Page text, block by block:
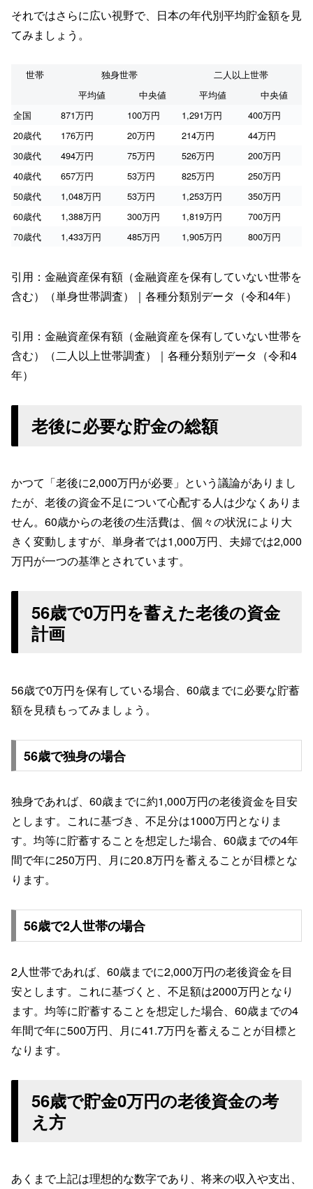
それではさらに広い視野で、日本の年代別平均貯金額を見
てみましょう。
世帯 独身世帯
二人以上世帯
平均値
中央値 平均値
中央値
全国
871万円 100万円 1,291万円
400万円
20歳代
176万円 20万円 214万円
44万円
30歳代
494万円 75万円 526万円
200万円
40歳代
657万円 53万円 825万円
250万円
50歳代
1,048万円 53万円 1,253万円
350万円
60歳代
1,388万円 300万円 1,819万円
700万円
70歳代
1,433万円 485万円 1,905万円 800万円
引用：金融資産保有額（金融資産を保有していない世帯を
含む）（単身世帯調査）｜各種分類別データ（令和4年）
引用：金融資産保有額（金融資産を保有していない世帯を
含む）（二人以上世帯調査）｜各種分類別データ（令和4
年）
老後に必要な貯金の総額
かつて「老後に2,000万円が必要」という議論がありまし
たが、老後の資金不足について心配する人は少なくありま
せん。60歳からの老後の生活費は、個々の状況により大
きく変動しますが、単身者では1,000万円、夫婦では2,000
万円が一つの基準とされています。
56歳で0万円を蓄えた老後の資金
計画
56歳で0万円を保有している場合、60歳までに必要な貯蓄
額を見積もってみましょう。
56歳で独身の場合
独身であれば、60歳までに約1,000万円の老後資金を目安
とします。これに基づき、不足分は1000万円となりま
す。均等に貯蓄することを想定した場合、60歳までの4年
間で年に250万円、月に20.8万円を蓄えることが目標とな
ります。
56歳で2人世帯の場合
2人世帯であれば、60歳までに2,000万円の老後資金を目
安とします。これに基づくと、不足額は2000万円となり
ます。均等に貯蓄することを想定した場合、60歳までの4
年間で年に500万円、月に41.7万円を蓄えることが目標と
なります。
56歳で貯金0万円の老後資金の考
え方
あくまで上記は理想的な数字であり、将来の収入や支出、